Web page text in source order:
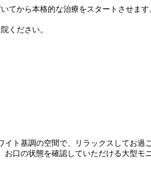
てから本格的な治療をスタートさせます
ください。
ト基調の空間で、リラックスしてお過
口の状態を確認していただける大型モ